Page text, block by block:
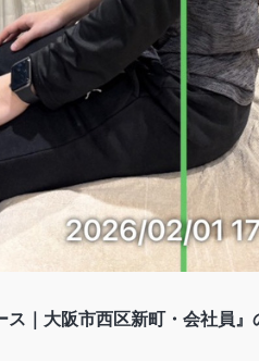
ス｜大阪市西区新町・会社員』